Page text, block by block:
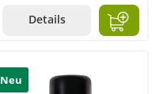
Details
Neu